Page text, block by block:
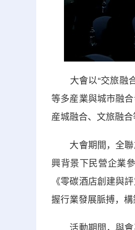
大會以“交旅融合
等多産業與城市融
産城融合、文旅融
大會期間，全聯
興背景下民營企業
《零碳酒店創建與
握行業發展脈搏，
活動期間，與會